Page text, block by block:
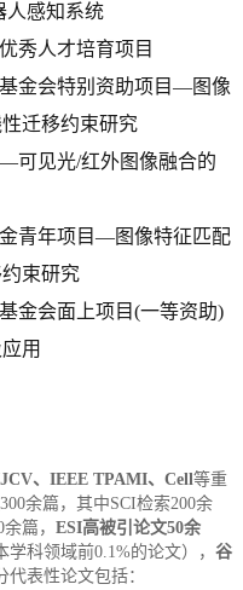
感知系统
秀人才培育项目
金会特别资助项目—图像
迁移约束研究
—可见光/红外图像融合的
金青年项目—图像特征匹配
束研究
金会面上项目(一等资助)
用
、IEEE TPAMI、Cell等重
余篇，其中SCI检索200余
篇， ESI高被引论文50余
学科领域前0.1%的论文）， 谷
代表性论文包括：